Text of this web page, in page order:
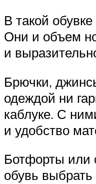
В такой
Они и объем
и
Брючки,
одеждой ни
каблуке. С
и удобство
Ботфорты или
обувь выбрать